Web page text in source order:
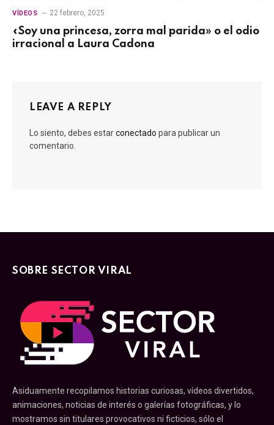
VÍDEOS 22 febrero, 2025
«Soy una princesa, zorra mal parida» o el odio
irracional a Laura Cadona
LEAVE A REPLY
Lo siento, debes estarconectado para publicar un
comentario.
SOBRE SECTOR VIRAL
Asiduamente recopilamos historias curiosas, vídeos divertidos,
animaciones, noticias de interés o galerías fotográficas, y lo
mostramos sin titulares provocativos ni ficticios, sólo el